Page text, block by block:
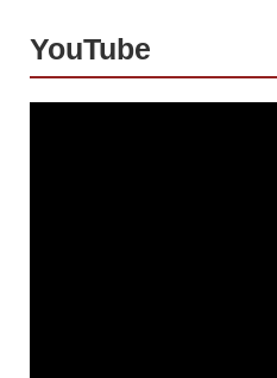
YouTube